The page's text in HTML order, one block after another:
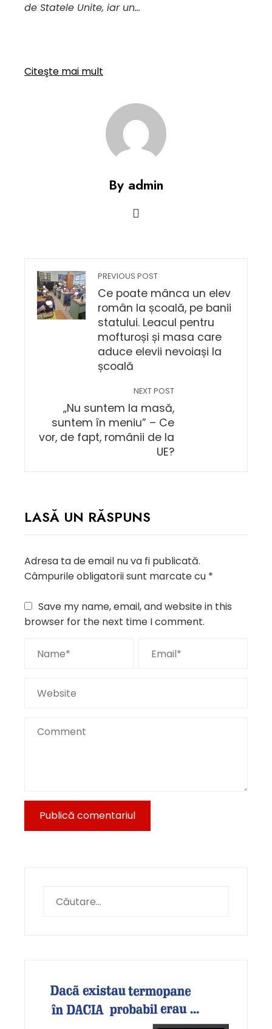
de Statele Unite, iar un…
Citeşte mai mult
By admin
PREVIOUS POST
Ce poate mânca un elev
român la școală, pe banii
statului. Leacul pentru
mofturoși și masa care
aduce elevii nevoiași la
școală
NEXT POST
„Nu suntem la masă,
suntem în meniu” – Ce
vor, de fapt, românii de la
UE?
LASĂ UN RĂSPUNS
Adresa ta de email nu va fi publicată.
Câmpurile obligatorii sunt marcate cu *
Save my name, email, and website in this
browser for the next time I comment.
după: